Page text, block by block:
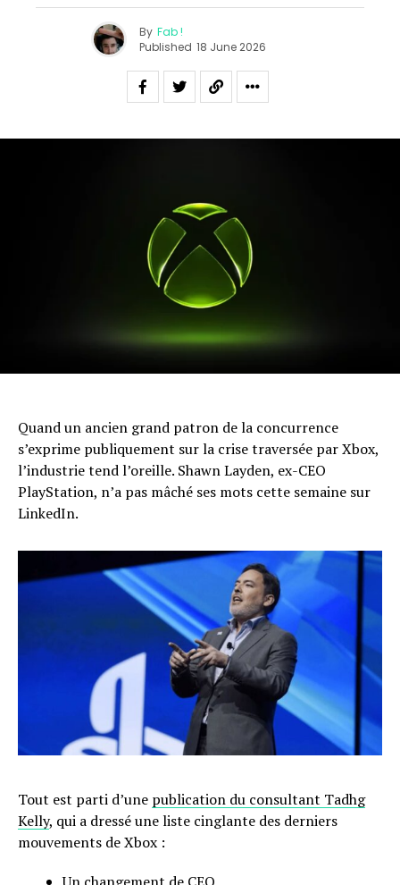
By Fab !
Published 18 June 2026
Quand un ancien grand patron de la concurrence
s’exprime publiquement sur la crise traversée par Xbox,
l’industrie tend l’oreille. Shawn Layden, ex-CEO
PlayStation, n’a pas mâché ses mots cette semaine sur
LinkedIn.
Tout est parti d’une publication du consultant Tadhg
Kelly, qui a dressé une liste cinglante des derniers
mouvements de Xbox :